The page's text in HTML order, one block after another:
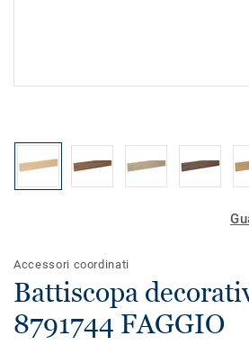
Accessori coordinati
Battiscopa
8791744 FAGGIO